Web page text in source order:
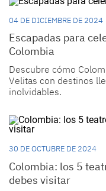
04 DE DICIEMBRE DE 2024
Escapadas para
Colombia
Descubre cómo
Velitas con destinos
inolvidables.
30 DE OCTUBRE DE 2024
Colombia: los 5
debes visitar